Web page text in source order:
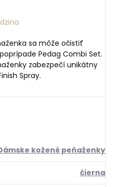
sa môže očistiť
Pedag Combi Set.
zabezpečí unikátny
Spray.
kožené peňaženky
čierna